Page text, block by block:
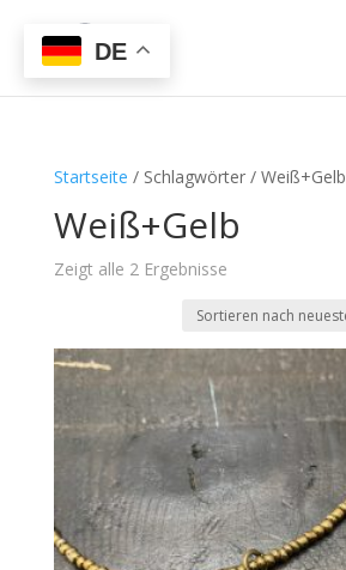
Startseite / Schlagwörter / Weiß+Gelb
Weiß+Gelb
Zeigt alle 2 Ergebnisse
DE